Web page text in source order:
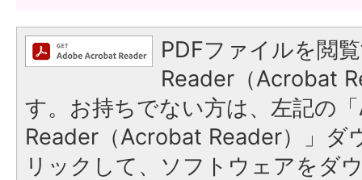
PDFファイルを閲
Reader（Acrobat
す。お持ちでない方は、左記の
Reader（Acrobat Reader）」ダ
リックして、ソフトウェアをダ